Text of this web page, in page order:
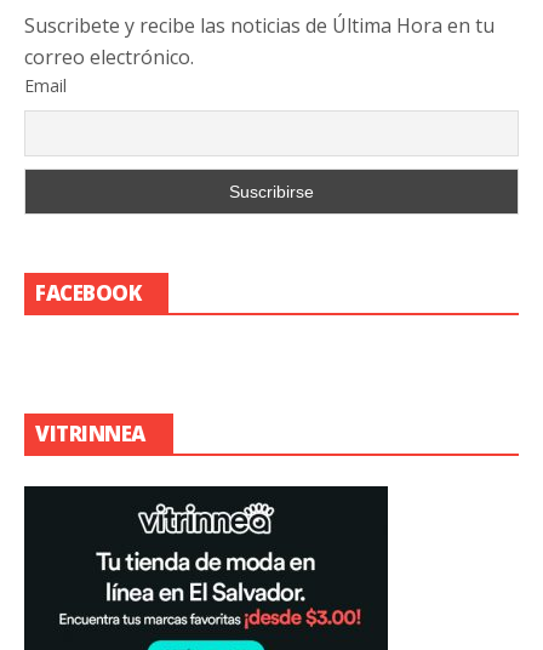
Suscribete y recibe las noticias de Última Hora en tu
correo electrónico.
Email
FACEBOOK
VITRINNEA